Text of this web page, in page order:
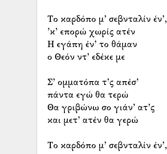
Το καρδόπο μ’ σεβνταλίν έν’,
’κ’ επορώ χωρίς ατέν
Η εγάπη έν’ το θάμαν
ο Θεόν ντ’ εδέκε με
Σ’ ομματόπα τ’ς απέσ’
πάντα εγώ θα τερώ
Θα γριβώνω σο γιάν’ ατ’ς
και μετ’ ατέν θα γερώ
Το καρδόπο μ’ σεβνταλίν έν’,